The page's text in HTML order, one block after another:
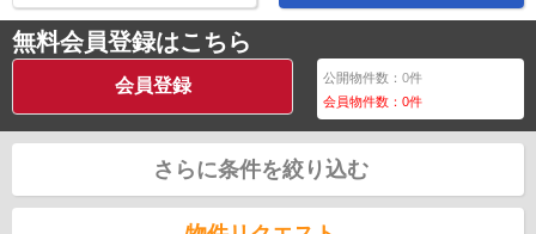
無料会員登録はこちら
会員登録 公開物件数：0件
会員物件数：0件
さらに条件を絞り込む